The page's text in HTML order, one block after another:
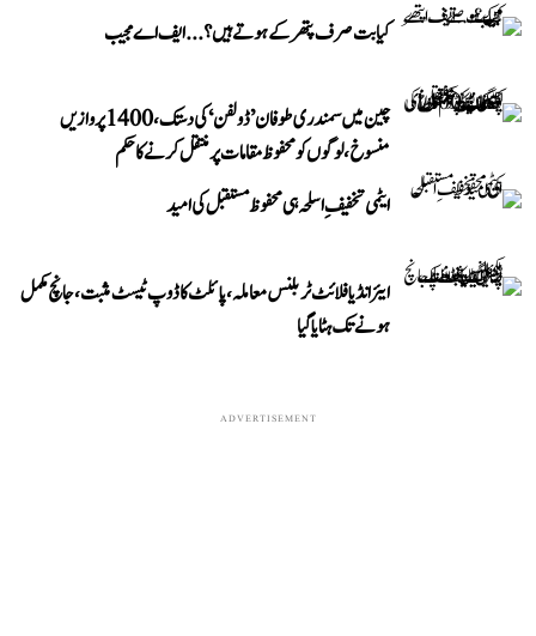
کیا بت صرف پتھر کے ہوتے ہیں؟...ایف اے مجیب
چین میں سمندری طوفان ’ڈولفن‘ کی دستک، 1400 پروازیں
منسوخ، لوگوں کو محفوظ مقامات پر منتقل کرنے کا حکم
ایٹمی تخفیفِ اسلحہ ہی محفوظ مستقبل کی امید
ایئر انڈیا فلائٹ ٹربلنس معاملہ، پائلٹ کا ڈوپ ٹیسٹ مثبت، جانچ مکمل
ہونے تک ہٹایا گیا
ADVERTISEMENT